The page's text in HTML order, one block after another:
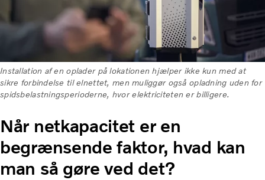
Installation af en oplader på lokationen hjælper ikke kun med at
sikre forbindelse til elnettet, men muliggør også opladning uden for
spidsbelastningsperioderne, hvor elektriciteten er billigere.
Når netkapacitet er en
begrænsende faktor, hvad kan
man så gøre ved det?